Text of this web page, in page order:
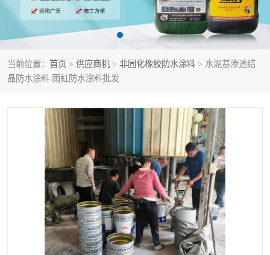
当前位置： 首页 > 供应商机 > 非固化橡胶防水涂料 > 水泥基渗透结
晶防水涂料 雨虹防水涂料批发
乳化沥青防水涂料 自粘卷材
非固化橡胶防水涂料